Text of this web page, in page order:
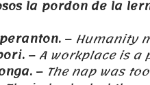
la pordon de la
– Humanity
–A workplace is a
– The nap was